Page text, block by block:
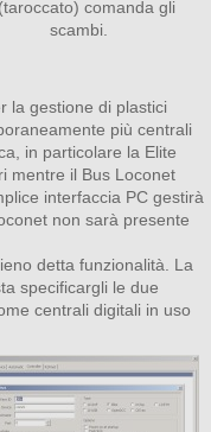
comanda gli
scambi.
la gestione di plastici
più centrali
in particolare la Elite
mentre il Bus Loconet
interfaccia PC gestirà
non sarà presente
detta funzionalità. La
specificargli le due
centrali digitali in uso